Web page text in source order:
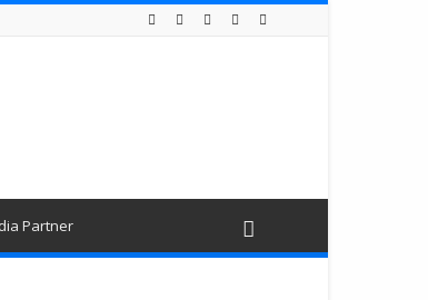
Partner